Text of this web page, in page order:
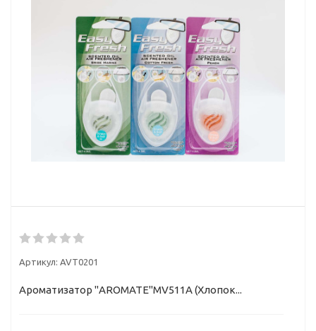
Артикул: AVT0201
Ароматизатор "AROMATE"MV511А (Хлопок...